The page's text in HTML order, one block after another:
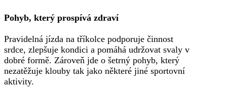
Pohyb, který prospívá zdraví
Pravidelná jízda na tříkolce podporuje činnost
srdce, zlepšuje kondici a pomáhá udržovat svaly v
dobré formě. Zároveň jde o šetrný pohyb, který
nezatěžuje klouby tak jako některé jiné sportovní
aktivity.